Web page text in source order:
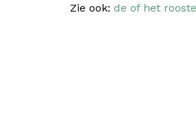
Zie ook: de of het